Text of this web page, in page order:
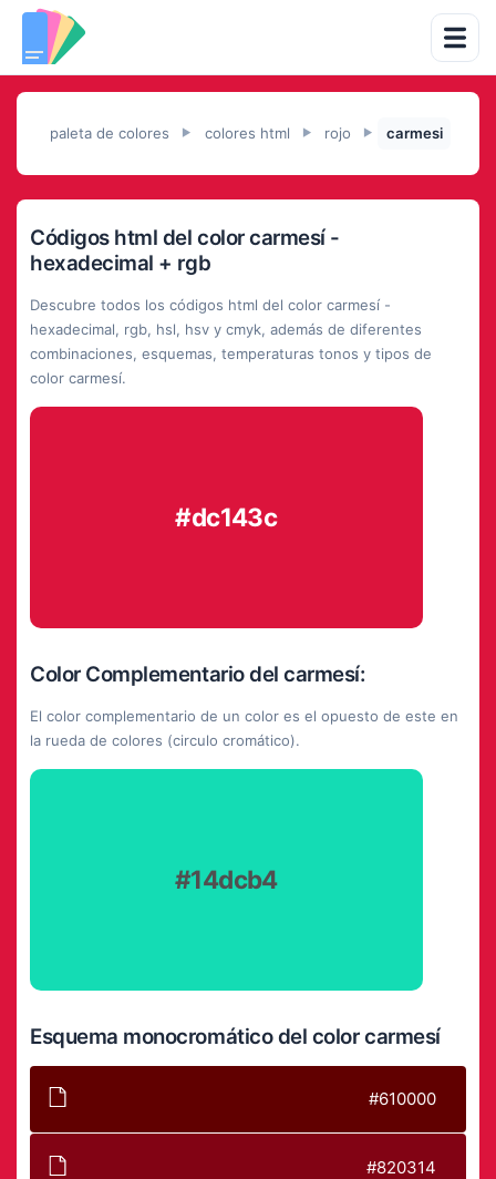
paleta de colores ► colores html ► rojo ► carmesi
Códigos html del color carmesí -
hexadecimal + rgb
Descubre todos los códigos html del color carmesí -
hexadecimal, rgb, hsl, hsv y cmyk, además de diferentes
combinaciones, esquemas, temperaturas tonos y tipos de
color carmesí.
#dc143c
Color Complementario del carmesí:
El color complementario de un color es el opuesto de este en
la rueda de colores (circulo cromático).
#14dcb4
Esquema monocromático del color carmesí
#610000
#820314